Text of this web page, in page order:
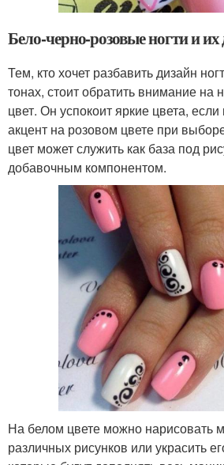
Бело-черно-розовые ногти и их
Тем, кто хочет разбавить дизайн
тонах, стоит обратить внимание на
цвет. Он успокоит яркие цвета,
акцент на розовом цвете при
цвет может служить как база под
добавочным компонентом.
На белом цвете можно нарисовать
различных рисунков или украсить